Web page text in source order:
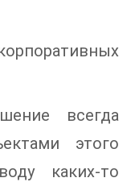
всегда
этого
каких-то